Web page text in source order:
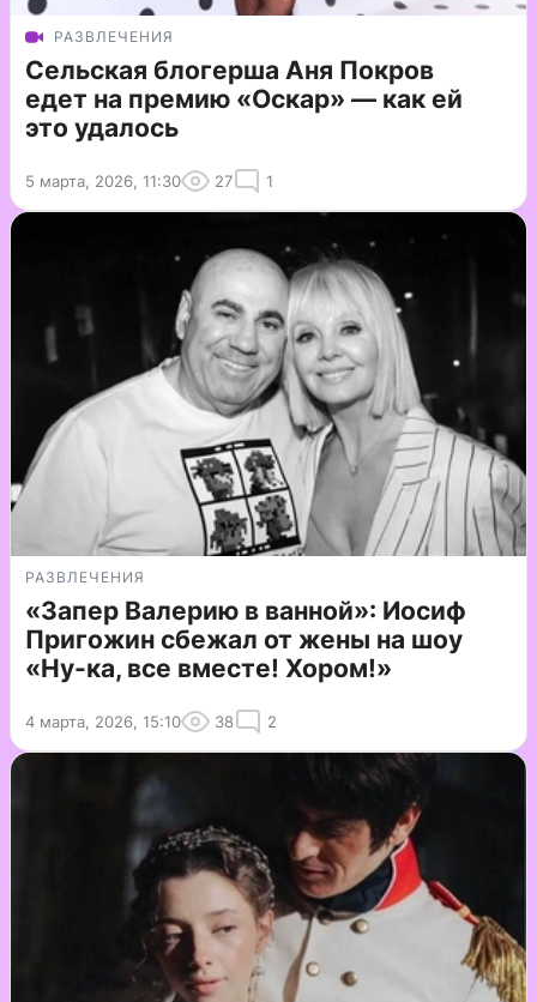
РАЗВЛЕЧЕНИЯ
Сельская блогерша Аня Покров
едет на премию «Оскар» — как ей
это удалось
5 марта, 2026, 11:30 27 1
РАЗВЛЕЧЕНИЯ
«Запер Валерию в ванной»: Иосиф
Пригожин сбежал от жены на шоу
«Ну-ка, все вместе! Хором!»
4 марта, 2026, 15:10 38 2